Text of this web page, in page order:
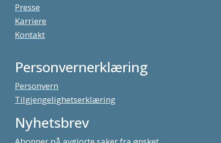
Presse
Karriere
Kontakt
Personvernerklæring
Personvern
Tilgjengelighetserklæring
Nyhetsbrev